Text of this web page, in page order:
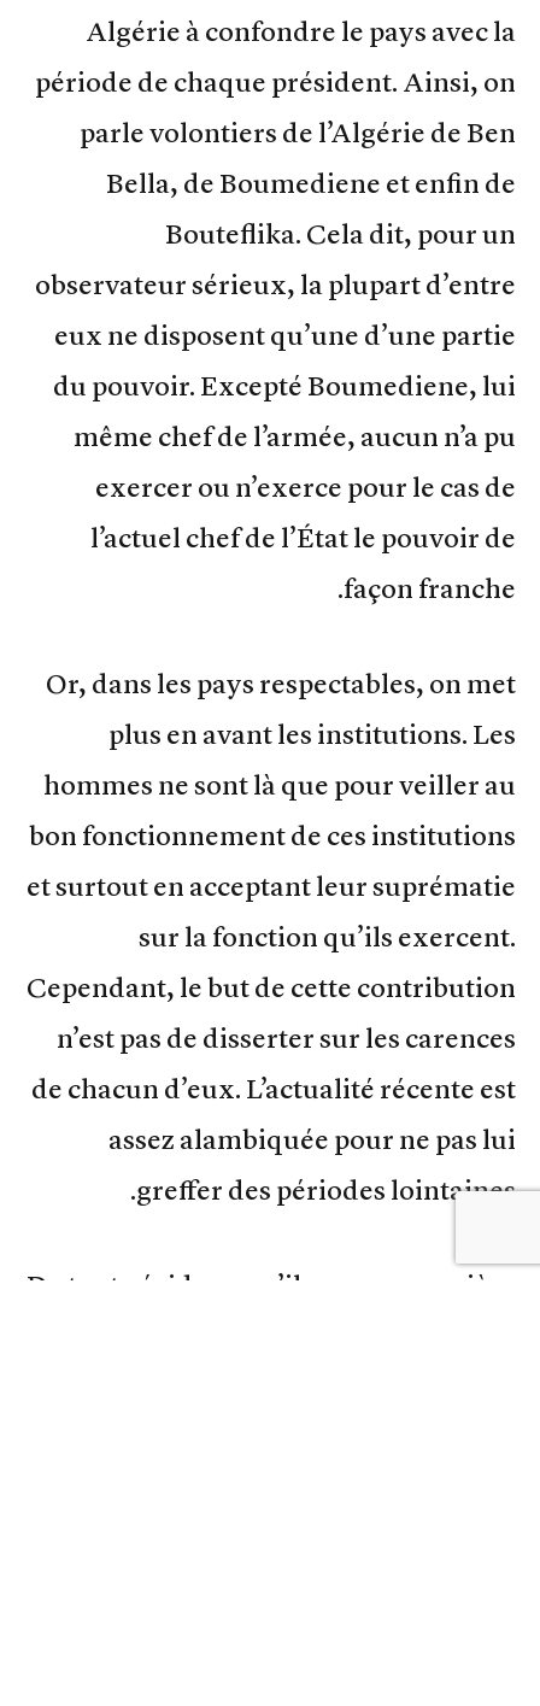
Algérie à confondre le pays avec la
période de chaque président. Ainsi, on
parle volontiers de l’Algérie de Ben
Bella, de Boumediene et enfin de
Bouteflika. Cela dit, pour un
observateur sérieux, la plupart d’entre
eux ne disposent qu’une d’une partie
du pouvoir. Excepté Boumediene, lui
même chef de l’armée, aucun n’a pu
exercer ou n’exerce pour le cas de
l’actuel chef de l’État le pouvoir de
façon franche.
Or, dans les pays respectables, on met
plus en avant les institutions. Les
hommes ne sont là que pour veiller au
bon fonctionnement de ces institutions
et surtout en acceptant leur suprématie
sur la fonction qu’ils exercent.
Cependant, le but de cette contribution
n’est pas de disserter sur les carences
de chacun d’eux. L’actualité récente est
assez alambiquée pour ne pas lui
greffer des périodes lointaines.
De toute évidence, s’il y a une première